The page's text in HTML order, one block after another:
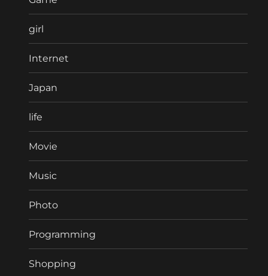
girl
Internet
Japan
life
Movie
Music
Photo
Programming
Shopping